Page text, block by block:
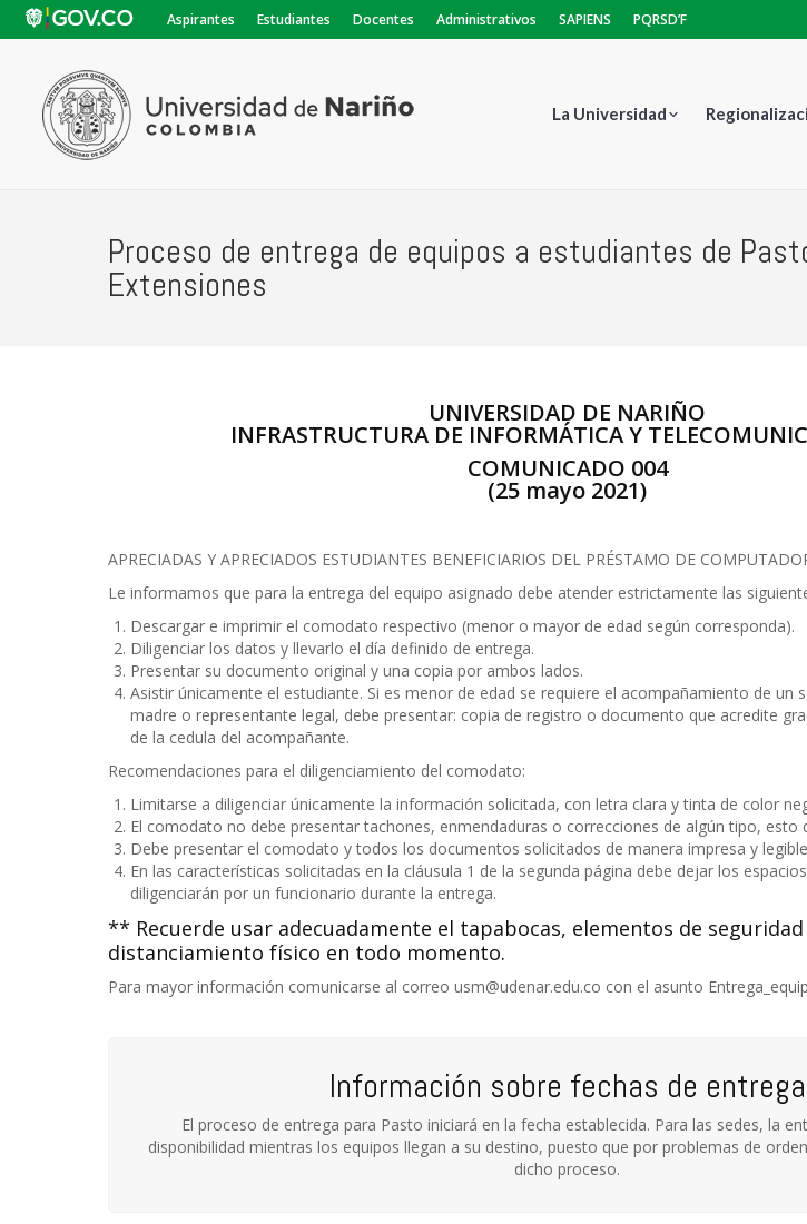
Aspirantes Estudiantes Docentes Administrativos SAPIENS PQRSD’F
La Universidad
Proceso de entrega de equipos a estudiantes de
Extensiones
UNIVERSIDAD DE NARIÑO
INFRASTRUCTURA DE INFORMÁTICA Y
COMUNICADO 004
(25 mayo 2021)
APRECIADAS Y APRECIADOS ESTUDIANTES BENEFICIARIOS DEL PRÉSTAMO DE
Le informamos que para la entrega del equipo asignado debe atender estrictamente las
Descargar e imprimir el comodato respectivo (menor o mayor de edad según corresponda).
Diligenciar los datos y llevarlo el día definido de entrega.
Presentar su documento original y una copia por ambos lados.
Asistir únicamente el estudiante. Si es menor de edad se requiere el acompañamiento de un
madre o representante legal, debe presentar: copia de registro o documento que acredite
de la cedula del acompañante.
Recomendaciones para el diligenciamiento del comodato:
Limitarse a diligenciar únicamente la información solicitada, con letra clara y tinta de color
El comodato no debe presentar tachones, enmendaduras o correcciones de algún tipo, esto
Debe presentar el comodato y todos los documentos solicitados de manera impresa y
En las características solicitadas en la cláusula 1 de la segunda página debe dejar los
diligenciarán por un funcionario durante la entrega.
** Recuerde usar adecuadamente el tapabocas, elementos de
distanciamiento físico en todo momento.
Para mayor información comunicarse al correo usm@udenar.edu.co con el asunto
Información sobre fechas de entrega
El proceso de entrega para Pasto iniciará en la fecha establecida. Para las sedes, la
disponibilidad mientras los equipos llegan a su destino, puesto que por problemas de
dicho proceso.